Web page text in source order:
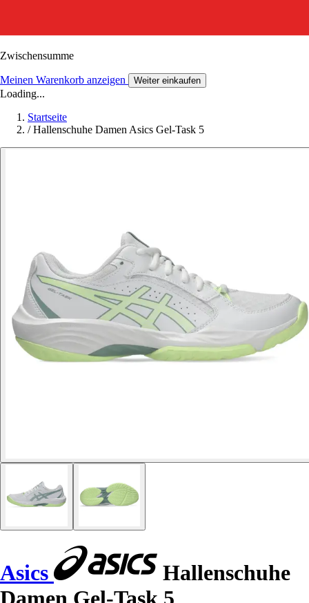
Zwischensumme
Meinen Warenkorb anzeigen Weiter einkaufen
Loading...
Startseite
/ Hallenschuhe Damen Asics Gel-Task 5
Asics
Hallenschuhe